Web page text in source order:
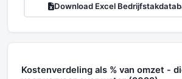
Download Excel
Kostenverdeling als % van omzet -